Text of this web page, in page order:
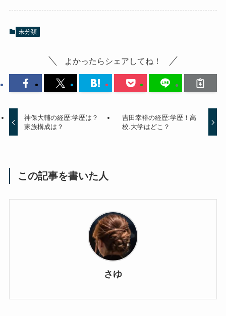
未分類
よかったらシェアしてね！
神保大輔の経歴:学歴は？
家族構成は？
吉田幸裕の経歴:学歴！高
校.大学はどこ？
この記事を書いた人
さゆ